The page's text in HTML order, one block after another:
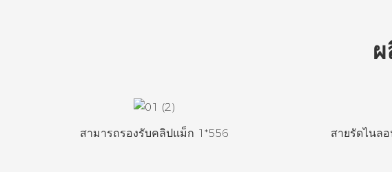
สามารถรองรับคลิปแม็ก 1*556 สายรัดไนล